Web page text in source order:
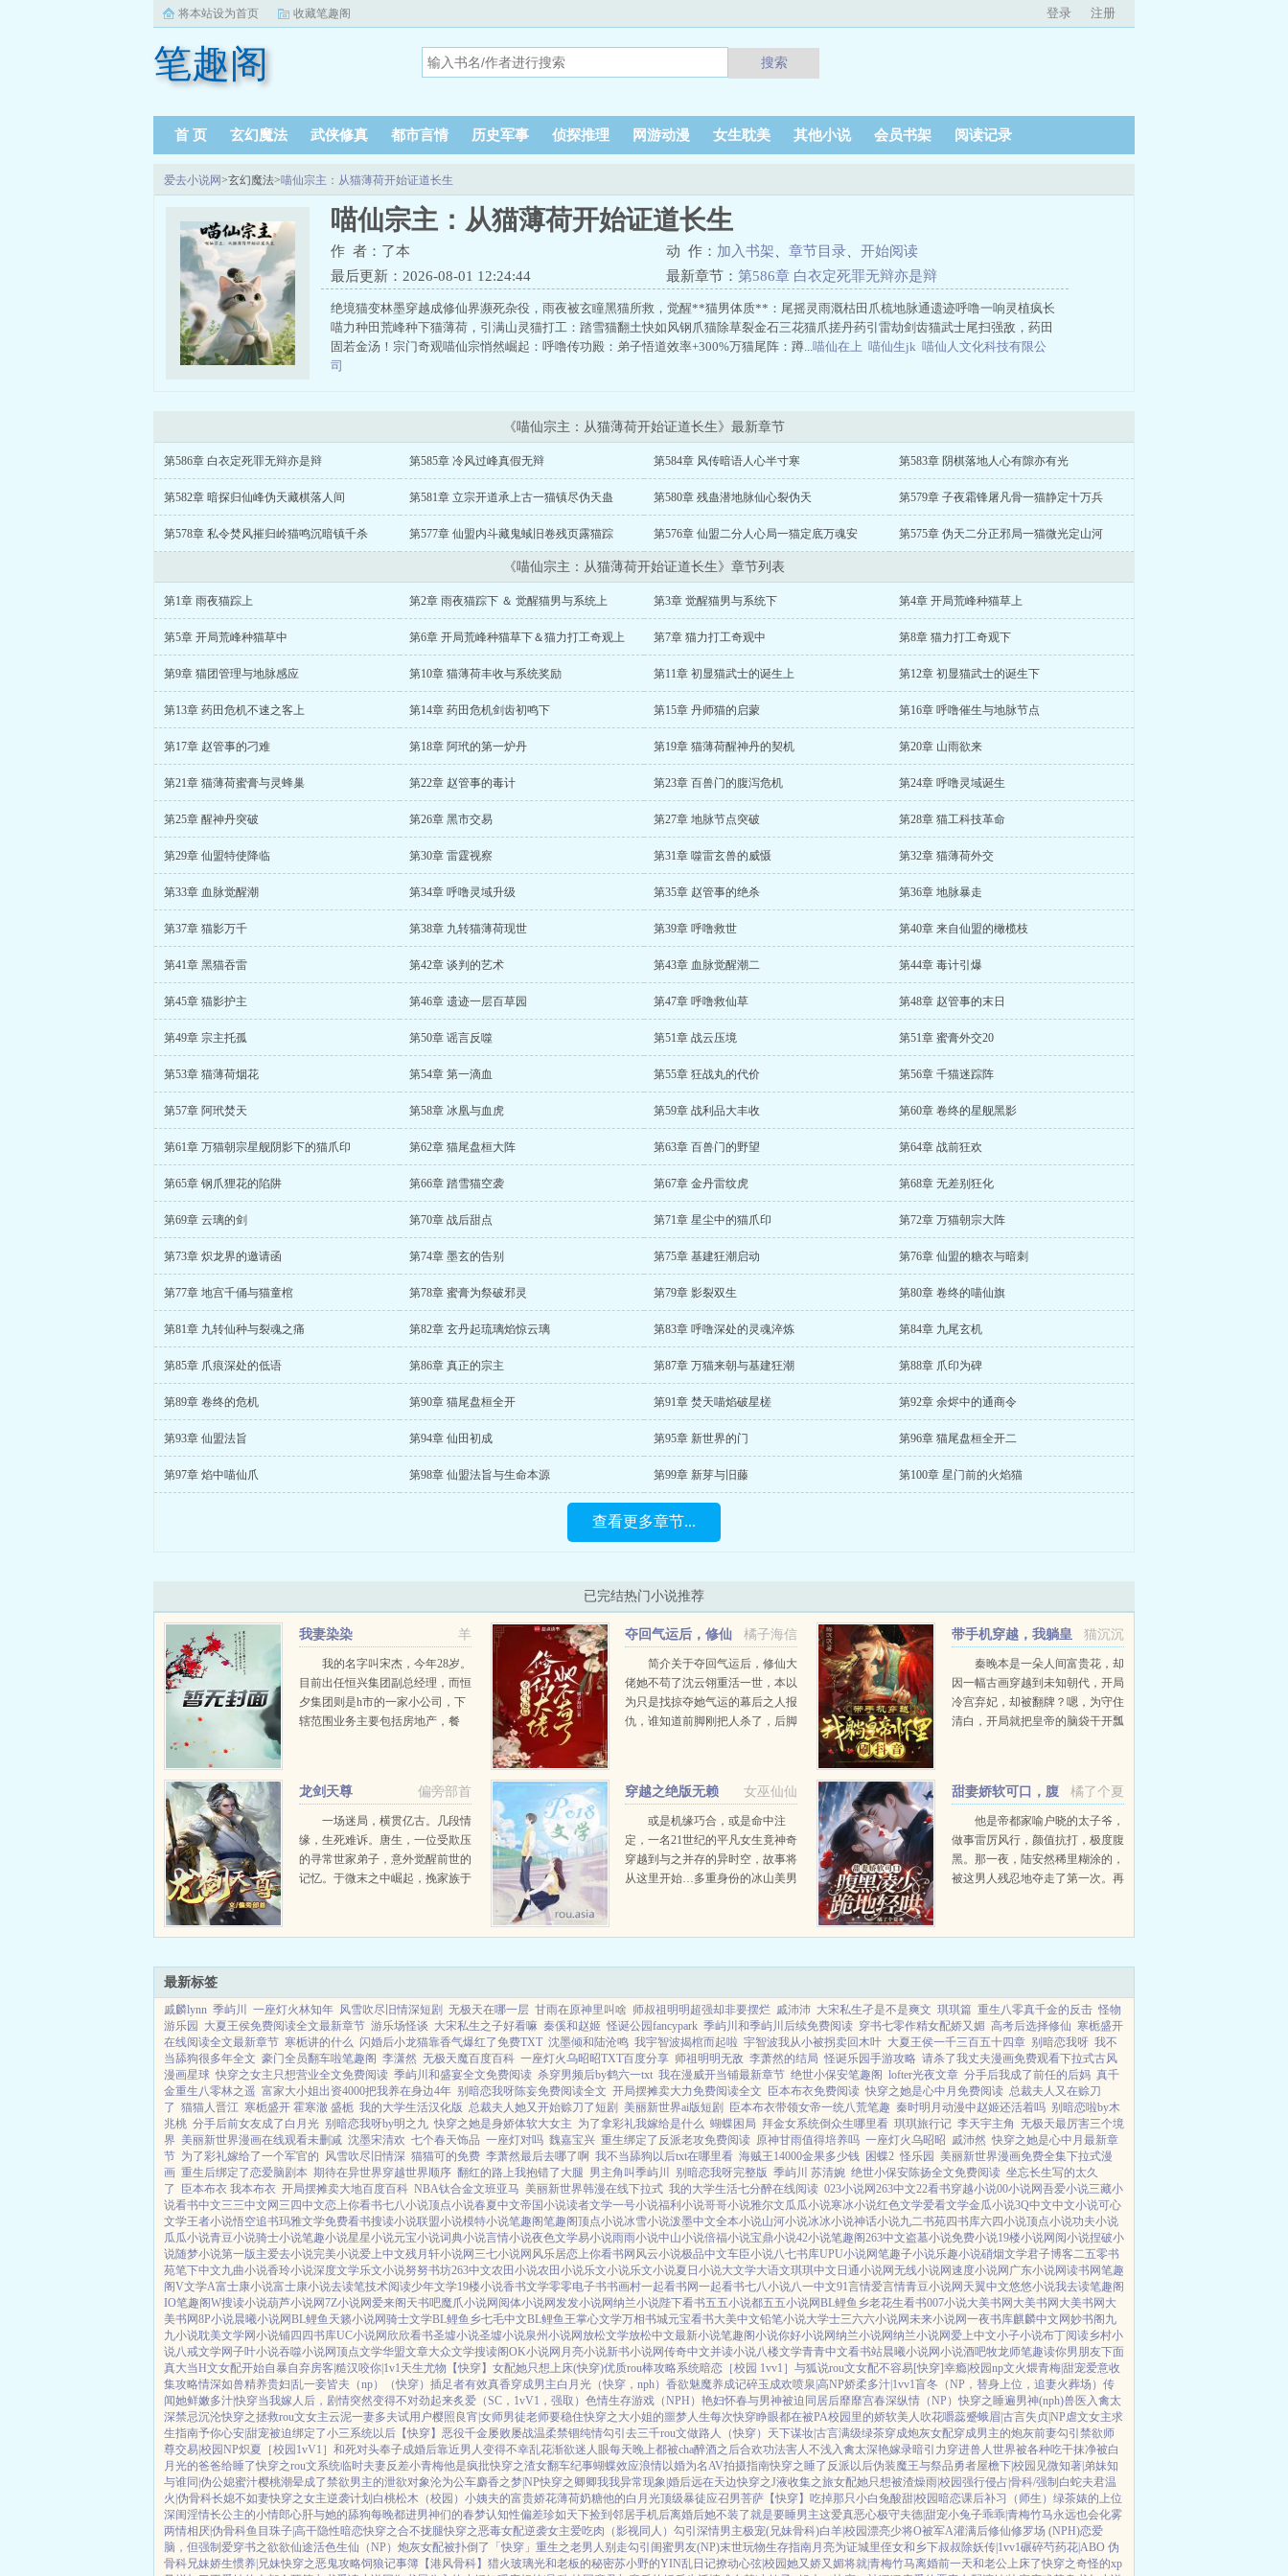
将本站设为首页 收藏笔趣阁 登录 注册
笔趣阁 搜索
首 页 玄幻魔法 武侠修真 都市言情 历史军事 侦探推理 网游动漫 女生耽美 其他小说 会员书架 阅读记录
爱去小说网>玄幻魔法>喵仙宗主：从猫薄荷开始证道长生
喵仙宗主：从猫薄荷开始证道长生
作 者：了本 动 作： 加入书架 章节目录
开始阅读
最后更新：2026-08-01 12:24:44
最新章节： 第586章 白衣定死罪无辩亦是辩
绝境猫变林墨穿越成修仙界濒死杂役，雨夜被玄瞳黑猫所救，觉醒**猫男体质**：尾摇灵雨溉枯田爪梳地脉通遗迹呼噜一响灵植疯长
喵力种田荒峰种下猫薄荷，引满山灵猫打工：踏雪猫翻土快如风钢爪猫除草裂金石三花猫爪搓丹药引雷劫剑齿猫武士尾扫强敌，药田
固若金汤！宗门奇观喵仙宗悄然崛起：呼噜传功殿：弟子悟道效率+300%万猫尾阵：蹲...喵仙在上 喵仙生jk 喵仙人文化科技有限公
司
《喵仙宗主：从猫薄荷开始证道长生》最新章节
第586章 白衣定死罪无辩亦是辩 第585章 冷风过峰真假无辩 第584章 风传暗语人心半寸寒 第583章 阴棋落地人心有隙亦有光
第582章 暗探归仙峰伪天藏棋落人间 第581章 立宗开道承上古一猫镇尽伪天蛊 第580章 残蛊潜地脉仙心裂伪天 第579章 子夜霜锋屠凡骨一猫静定十万兵
第578章 私令焚风摧归岭猫鸣沉暗镇千杀 第577章 仙盟内斗藏鬼蜮旧卷残页露猫踪 第576章 仙盟二分人心局一猫定底万魂安 第575章 伪天二分正邪局一猫微光定山河
《喵仙宗主：从猫薄荷开始证道长生》章节列表
第1章 雨夜猫踪上 第2章 雨夜猫踪下 ＆ 觉醒猫男与系统上 第3章 觉醒猫男与系统下 第4章 开局荒峰种猫草上
第5章 开局荒峰种猫草中 第6章 开局荒峰种猫草下＆猫力打工奇观上 第7章 猫力打工奇观中 第8章 猫力打工奇观下
第9章 猫团管理与地脉感应 第10章 猫薄荷丰收与系统奖励 第11章 初显猫武士的诞生上 第12章 初显猫武士的诞生下
第13章 药田危机不速之客上 第14章 药田危机剑齿初鸣下 第15章 丹师猫的启蒙 第16章 呼噜催生与地脉节点
第17章 赵管事的刁难 第18章 阿玳的第一炉丹 第19章 猫薄荷醒神丹的契机 第20章 山雨欲来
第21章 猫薄荷蜜膏与灵蜂巢 第22章 赵管事的毒计 第23章 百兽门的腹泻危机 第24章 呼噜灵域诞生
第25章 醒神丹突破 第26章 黑市交易 第27章 地脉节点突破 第28章 猫工科技革命
第29章 仙盟特使降临 第30章 雷霆视察 第31章 噬雷玄兽的威慑 第32章 猫薄荷外交
第33章 血脉觉醒潮 第34章 呼噜灵域升级 第35章 赵管事的绝杀 第36章 地脉暴走
第37章 猫影万千 第38章 九转猫薄荷现世 第39章 呼噜救世 第40章 来自仙盟的橄榄枝
第41章 黑猫吞雷 第42章 谈判的艺术 第43章 血脉觉醒潮二 第44章 毒计引爆
第45章 猫影护主 第46章 遗迹一层百草园 第47章 呼噜救仙草 第48章 赵管事的末日
第49章 宗主托孤 第50章 谣言反噬 第51章 战云压境 第51章 蜜膏外交20
第53章 猫薄荷烟花 第54章 第一滴血 第55章 狂战丸的代价 第56章 千猫迷踪阵
第57章 阿玳焚天 第58章 冰凰与血虎 第59章 战利品大丰收 第60章 卷终的星舰黑影
第61章 万猫朝宗星舰阴影下的猫爪印 第62章 猫尾盘桓大阵 第63章 百兽门的野望 第64章 战前狂欢
第65章 钢爪狸花的陷阱 第66章 踏雪猫空袭 第67章 金丹雷纹虎 第68章 无差别狂化
第69章 云璃的剑 第70章 战后甜点 第71章 星尘中的猫爪印 第72章 万猫朝宗大阵
第73章 炽龙界的邀请函 第74章 墨玄的告别 第75章 基建狂潮启动 第76章 仙盟的糖衣与暗刺
第77章 地宫千俑与猫童棺 第78章 蜜膏为祭破邪灵 第79章 影裂双生 第80章 卷终的喵仙旗
第81章 九转仙种与裂魂之痛 第82章 玄丹起琉璃焰惊云璃 第83章 呼噜深处的灵魂淬炼 第84章 九尾玄机
第85章 爪痕深处的低语 第86章 真正的宗主 第87章 万猫来朝与基建狂潮 第88章 爪印为碑
第89章 卷终的危机 第90章 猫尾盘桓全开 第91章 焚天喵焰破星槎 第92章 余烬中的通商令
第93章 仙盟法旨 第94章 仙田初成 第95章 新世界的门 第96章 猫尾盘桓全开二
第97章 焰中喵仙爪 第98章 仙盟法旨与生命本源 第99章 新芽与旧藤 第100章 星门前的火焰猫
查看更多章节...
已完结热门小说推荐
羊
我妻染染
我的名字叫宋杰，今年28岁。
目前出任恒兴集团副总经理，而恒
夕集团则是h市的一家小公司，下
辖范围业务主要包括房地产，餐
说，只能排到中下...
橘子海信
夺回气运后，修仙
大佬她不苟了
简介关于夺回气运后，修仙大
佬她不苟了沈云翎重活一世，本以
为只是找掠夺她气运的幕后之人报
仇，谁知道前脚刚把人杀了，后脚
操控这个世界，也没...
猫沉沉
带手机穿越，我躺皇
帝怀里刷抖音
秦晚本是一朵人间富贵花，却
因一幅古画穿越到未知朝代，开局
冷宫弃妃，却被翻牌？嗯，为守住
清白，开局就把皇帝的脑袋干开瓢
入宫斗。她才没原主那...
偏旁部首
龙剑天尊
一场迷局，横贯亿古。几段情
缘，生死难诉。唐生，一位受欺压
的寻常世家弟子，意外觉醒前世的
记忆。于微末之中崛起，挽家族于
女巫仙仙
穿越之绝版无赖
或是机缘巧合，或是命中注
定，一名21世纪的平凡女生竟神奇
穿越到与之并存的异时空，故事将
从这里开始…多重身份的冰山美男
又把我摔在地上，算什...
橘了个夏
甜妻娇软可口，腹
黑凌少跪地轻哄
他是帝都家喻户晓的太子爷，
做事雷厉风行，颜值抗打，极度腹
黑。那一夜，陆安然稀里糊涂的，
被这男人残忍地夺走了第一次。再
男人结婚。而被逼娶妻的凌司...
最新标签
戚麟lynn 季屿川 一座灯火林知年 风雪吹尽旧情深短剧 无极天在哪一层 甘雨在原神里叫啥 师叔祖明明超强却非要摆烂 戚沛沛 大宋私生孑是不是爽文 琪琪篇 重生八零真千金的反击 怪物
游乐园
大夏王侯免费阅读全文最新章节 游乐场怪谈 大宋私生之子好看嘛 秦傒和赵姬 怪诞公园fancypark 季屿川和季屿川后续免费阅读 穿书七零作精女配娇又媚 高考后选择修仙 寒栀盛开
在线阅读全文最新章节 寒栀讲的什么 闪婚后小龙猫靠香气爆红了免费TXT 沈墨倾和陆沧鸣 我宇智波揭棺而起啦 宇智波我从小被拐卖回木叶 大夏王侯一千三百五十四章 别暗恋我呀 我不
当舔狗很多年全文 豪门全员翻车啦笔趣阁 李潇然 无极天魔百度百科 一座灯火乌昭昭TXT百度分享 师祖明明无敌 李萧然的结局 怪诞乐园手游攻略 请杀了我丈夫漫画免费观看下拉式古风
漫画星球 快穿之女主只想营业全文免费阅读 季屿川和盛宴全文免费阅读 杀穿男频后by鹤六一txt 我在漫威开当铺最新章节 绝世小保安笔趣阁 lofter光夜文章 分手后我成了前任的后妈 真千
金重生八零林之遥 富家大小姐出资4000把我养在身边4年 别暗恋我呀陈妄免费阅读全文 开局摆摊卖大力免费阅读全文 臣本布衣免费阅读 快穿之她是心中月免费阅读 总裁夫人又在赊刀
了 猫猫人晋江 寒栀盛开 霍寒澈 盛栀 我的大学生活汉化版 总裁夫人她又开始赊刀了短剧 美丽新世界ai版短剧 臣本布衣带领女帝一统八荒笔趣 秦时明月动漫中赵姬还活着吗 别暗恋啦by木
兆桃 分手后前女友成了白月光 别暗恋我呀by明之九 快穿之她是身娇体软大女主 为了拿彩礼我嫁给是什么 蝴蝶困局 拜金女系统倒众生哪里看 琪琪旅行记 李天宇主角 无极天最厉害三个境
界 美丽新世界漫画在线观看未删减 沈墨宋清欢 七个春天饰品 一座灯对吗 魏嘉宝兴 重生绑定了反派老攻免费阅读 原神甘雨值得培养吗 一座灯火乌昭昭 戚沛然 快穿之她是心中月最新章
节 为了彩礼嫁给了一个军官的 风雪吹尽旧情深 猫猫可的免费 李萧然最后去哪了啊 我不当舔狗以后txt在哪里看 海贼王14000金果多少钱 困蝶2 怪乐园 美丽新世界漫画免费全集下拉式漫
画 重生后绑定了恋爱脑剧本 期待在异世界穿越世界顺序 翻红的路上我抱错了大腿 男主角叫季屿川 别暗恋我呀完整版 季屿川 苏清婉 绝世小保安陈扬全文免费阅读 坐忘长生写的太久
了
臣本布衣 我本布衣 开局摆摊卖大地百度百科 NBA钛合金文班亚马 美丽新世界韩漫在线下拉式 我的大学生活七分醉在线阅读 023小说网263中文22看书穿越小说00小说网吾爱小说三藏小
说看书中文三三中文网 三四中文恋上你看书七八小说顶点小说春夏中文帝国小说读者文学一号小说福利小说哥哥小说雅尔文瓜瓜小说寒冰小说红色文学爱看文学金瓜小说3Q中文中文小说可心
文学王者小说悟空追书玛雅文学免费看书搜读小说联盟小说模特小说笔趣阁笔趣阁顶点小说冰雪小说泼墨中文全本小说山河小说冰冰小说神话小说九二书苑四书库六四小说顶点小说功夫小说
瓜瓜小说青豆小说骑士小说笔趣小说星星小说元宝小说词典小说言情小说夜色文学易小说雨雨小说中山小说倍福小说宝鼎小说42小说笔趣阁263中文盗墓小说免费小说19楼小说网阅小说捏破小
说随梦小说第一版主爱去小说完美小说爱上中文残月轩小说网 三七小说网 风乐居恋上你看书网 风云小说极品中文车臣小说八七书库UPU小说网笔趣子小说乐趣小说硝烟文学君子博客二五零书
苑笔下中文九曲小说香玲小说深度文学乐文小说努努书坊263中文农田小说农田小说乐文小说乐文小说夏日小说大文学大语文琪琪中文 日通小说网无线小说网速度小说网 广东小说网读书网笔趣
阁V文学A富士康小说富士康小说去读笔技术阅读少年文学19楼小说香书文学零零电子书书画村一起看书网一起看书七八小说八一中文91言情爱言情青豆小说网 天翼中文悠悠小说我去读笔趣阁
IO笔趣阁W搜读小说葫芦小说网7Z小说网爱来阁 天书吧魔爪小说网 阅体小说网发发小说网纳兰小说陛下看书五五小说都五五小说网BL鲤鱼乡老花生看书007小说大美书网 大美书网 大美书网 大
美书网8P小说晨曦小说网BL鲤鱼 天籁小说网骑士文学BL鲤鱼乡七毛中文BL鲤鱼王掌心文学万相书城元宝看书大美中文铅笔小说大学士三六六小说网未来小说网一夜书库麒麟中文网妙书阁 九
九小说耽美文学网小说铺四四书库UC小说网 欣欣看书圣墟小说圣墟小说泉州小说网放松文学放松中文最新小说笔趣阁小说你好小说网纳兰小说网纳兰小说网爱上中文小子小说布丁阅读乡村小
说八戒文学网子叶小说吞噬小说网顶点文学华盟文章大众文学搜读阁OK小说网 月亮小说新书小说网传奇中文并读小说八楼文学青青中文看书站晨曦小说网小说酒吧牧龙师笔趣读你男朋友下面
真大当H文女配开始自暴自弃房客|糙汉咬你|1v1天生尤物【快穿】 女配她只想上床(快穿)优质rou棒攻略系统暗恋［校园 1vv1］ 与狐说rou文女配不容易[快穿]幸瘾|校园np文火煨青梅|甜宠爱意收
集攻略情深如兽精养贵妇|乱一妾皆夫（np） （快穿）插足者有效真香穿成男主白月光（快穿，nph） 香欲魅魔养成记碎玉成欢喷泉|高NP娇柔多汁|1vv1盲冬（NP，替身上位，追妻火葬场） 传
闻她鲜嫩多汁|快穿当我嫁人后，剧情突然变得不对劲起来炙爱（SC，1vV1，强取） 色情生存游戏（NPH） 艳妇怀春与男神被迫同居后靡靡宫春深纵情（NP）快穿之睡遍男神(nph)兽医 入禽太
深禁忌沉沦快穿之拯救rou文女主云泥一妻多夫试用户樱照良宵|女师男徒老师要稳住快穿之大小姐的噩梦人生每次快穿睁眼都在被PA校园里的娇软美人 吹花嚼蕊蹙蛾眉|古言失贞|NP虐文女主求
生指南予你心安|甜宠被迫绑定了小三系统以后【快穿】 恶役千金屡败屡战温柔禁锢纯情勾引 去三千rou文做路人（快穿） 天下谋妆|古言满级绿茶穿成炮灰女配穿成男主的炮灰前妻勾引禁欲师
尊交易|校园NP炽夏［校园1vV1］ 和死对头奉子成婚后靠近男人变得不幸乱花渐欲迷人眼每天晚上都被cha醉酒之后合欢功法害人不浅入禽太深艳嫁录暗引力穿进兽人世界被各种吃干抹净被白
月光的爸爸给睡了快穿之rou文系统临时夫妻反差小青梅他是疯批快穿之渣女翻车纪事蝴蝶效应浪情以婚为名AV拍摄指南快穿之睡了反派以后伪装魔王与祭品勇者屋檐下|校园 见微知著|弟妹知
与谁同|伪公媳蜜汁樱桃潮晕成了禁欲男主的泄欲对象沦为公车麝香之梦|NP快穿之卿卿我我异常现象|婚后远在天边快穿之J液收集之旅女配她只想被渣燥雨|校园强行侵占|骨科/强制 白蛇夫君温
火|伪骨科长媳不如妻快穿之女主逆袭计划 白桃松木（校园） 小姨夫的富贵娇花薄荷奶糖他的白月光顶级暴徒应召男菩萨 【快穿】吃掉那只小白兔酸甜|校园暗恋课后补习（师生） 绿茶婊的上位
深闺淫情长公主的小情郎心肝与她的舔狗每晚都进男神们的春梦认知性偏差珍如天下捡到邻居手机后离婚后她不装了就是要睡男主这爱真恶心极守夫德|甜宠小兔子乖乖|青梅竹马永远也会化雾
两情相厌|伪骨科鱼目珠子|高干隐性暗恋快穿之合不拢腿快穿之恶毒女配逆袭女主爱吃肉 （影视同人）勾引深情男主极宠(兄妹骨科)白羊|校园漂亮少将O被军A灌满后修仙修罗场 (NPH)恋爱
脑，但强制爱穿书之欲欲仙途活色生仙（NP） 炮灰女配被扑倒了「快穿」 重生之老男人别走勾引闺蜜男友(NP)末世玩物生存指南月亮为证城里侄女和乡下叔叔除妖传|1vv1碾碎芍药花|ABO 伪
骨科兄妹娇生惯养|兄妹快穿之恶鬼攻略饲狼记事簿 【港风骨科】猎火玻璃光和老板的秘密苏小野的YIN乱日记撩动心弦|校园她又娇又媚将就|青梅竹马离婚前一天和老公上床了快穿之奇怪的xp